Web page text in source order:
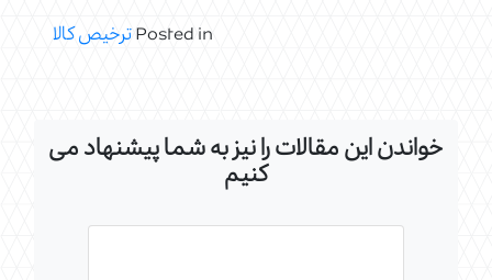
Posted inترخیص کالا
خواندن این مقالات را نیز به شما پیشنهاد می
کنیم